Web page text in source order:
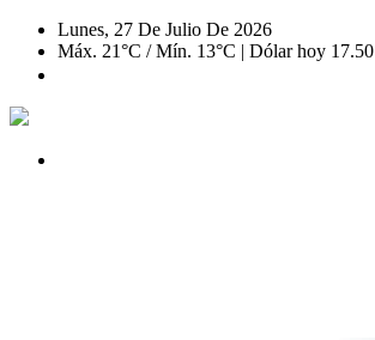
Lunes, 27 De Julio De 2026
Máx. 21°C / Mín. 13°C | Dólar hoy